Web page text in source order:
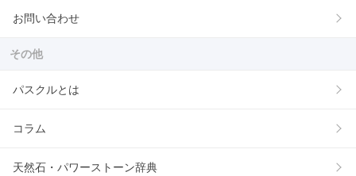
お問い合わせ
その他
パスクルとは
コラム
天然石・パワーストーン辞典